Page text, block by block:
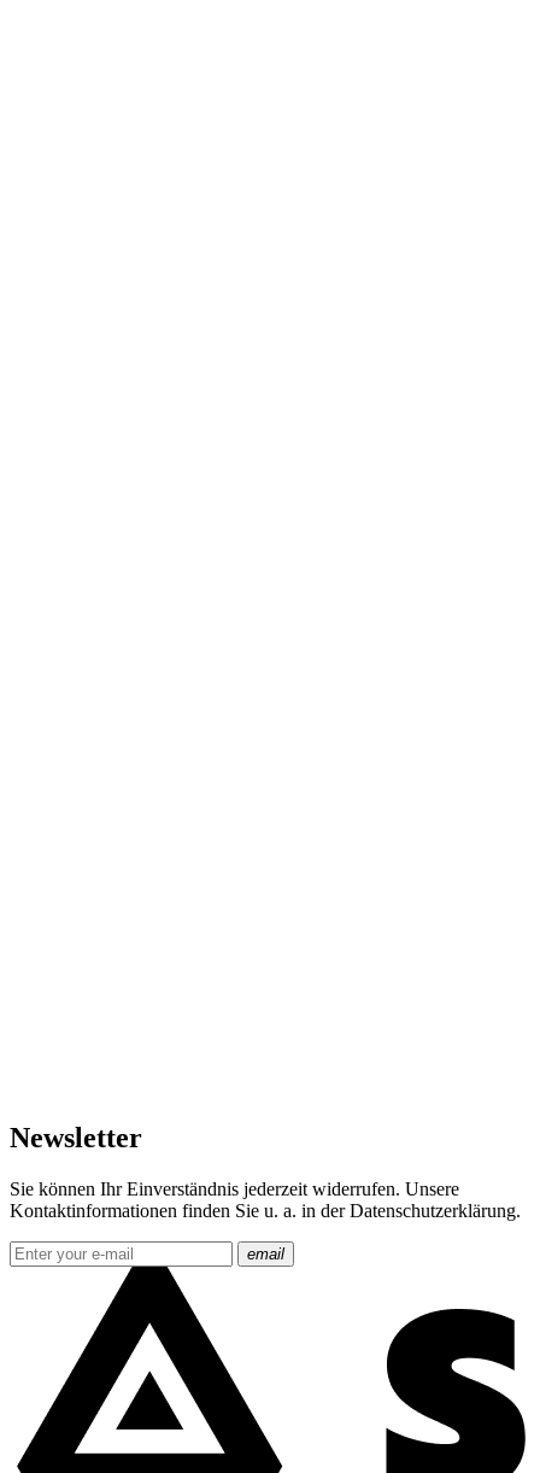
Newsletter
Sie können Ihr Einverständnis jederzeit widerrufen. Unsere
Kontaktinformationen finden Sie u. a. in der Datenschutzerklärung.
email